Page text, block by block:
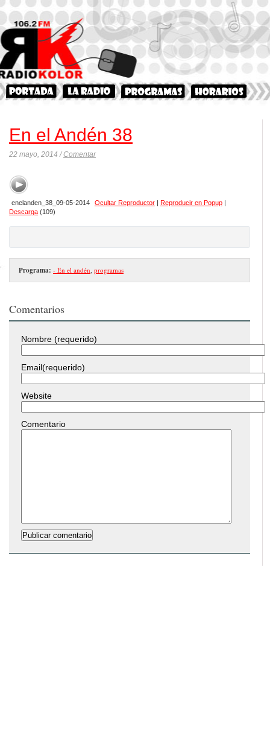
En el Andén 38
22 mayo, 2014 /Comentar
enelanden_38_09-05-2014 Ocultar Reproductor| Reproducir en Popup|
Descarga (109)
Programa: - En el andén programas
Comentarios
Nombre (requerido)
Email(requerido)
Website
Comentario